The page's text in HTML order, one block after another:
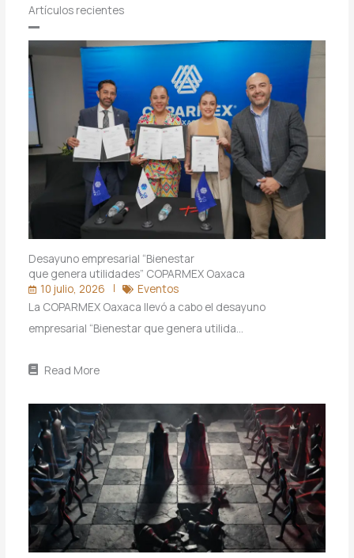
Artículos recientes
Desayuno empresarial “Bienestar
que genera utilidades” COPARMEX Oaxaca
10 julio, 2026
Eventos
La COPARMEX Oaxaca llevó a cabo el desayuno
empresarial “Bienestar que genera utilida…
Read More